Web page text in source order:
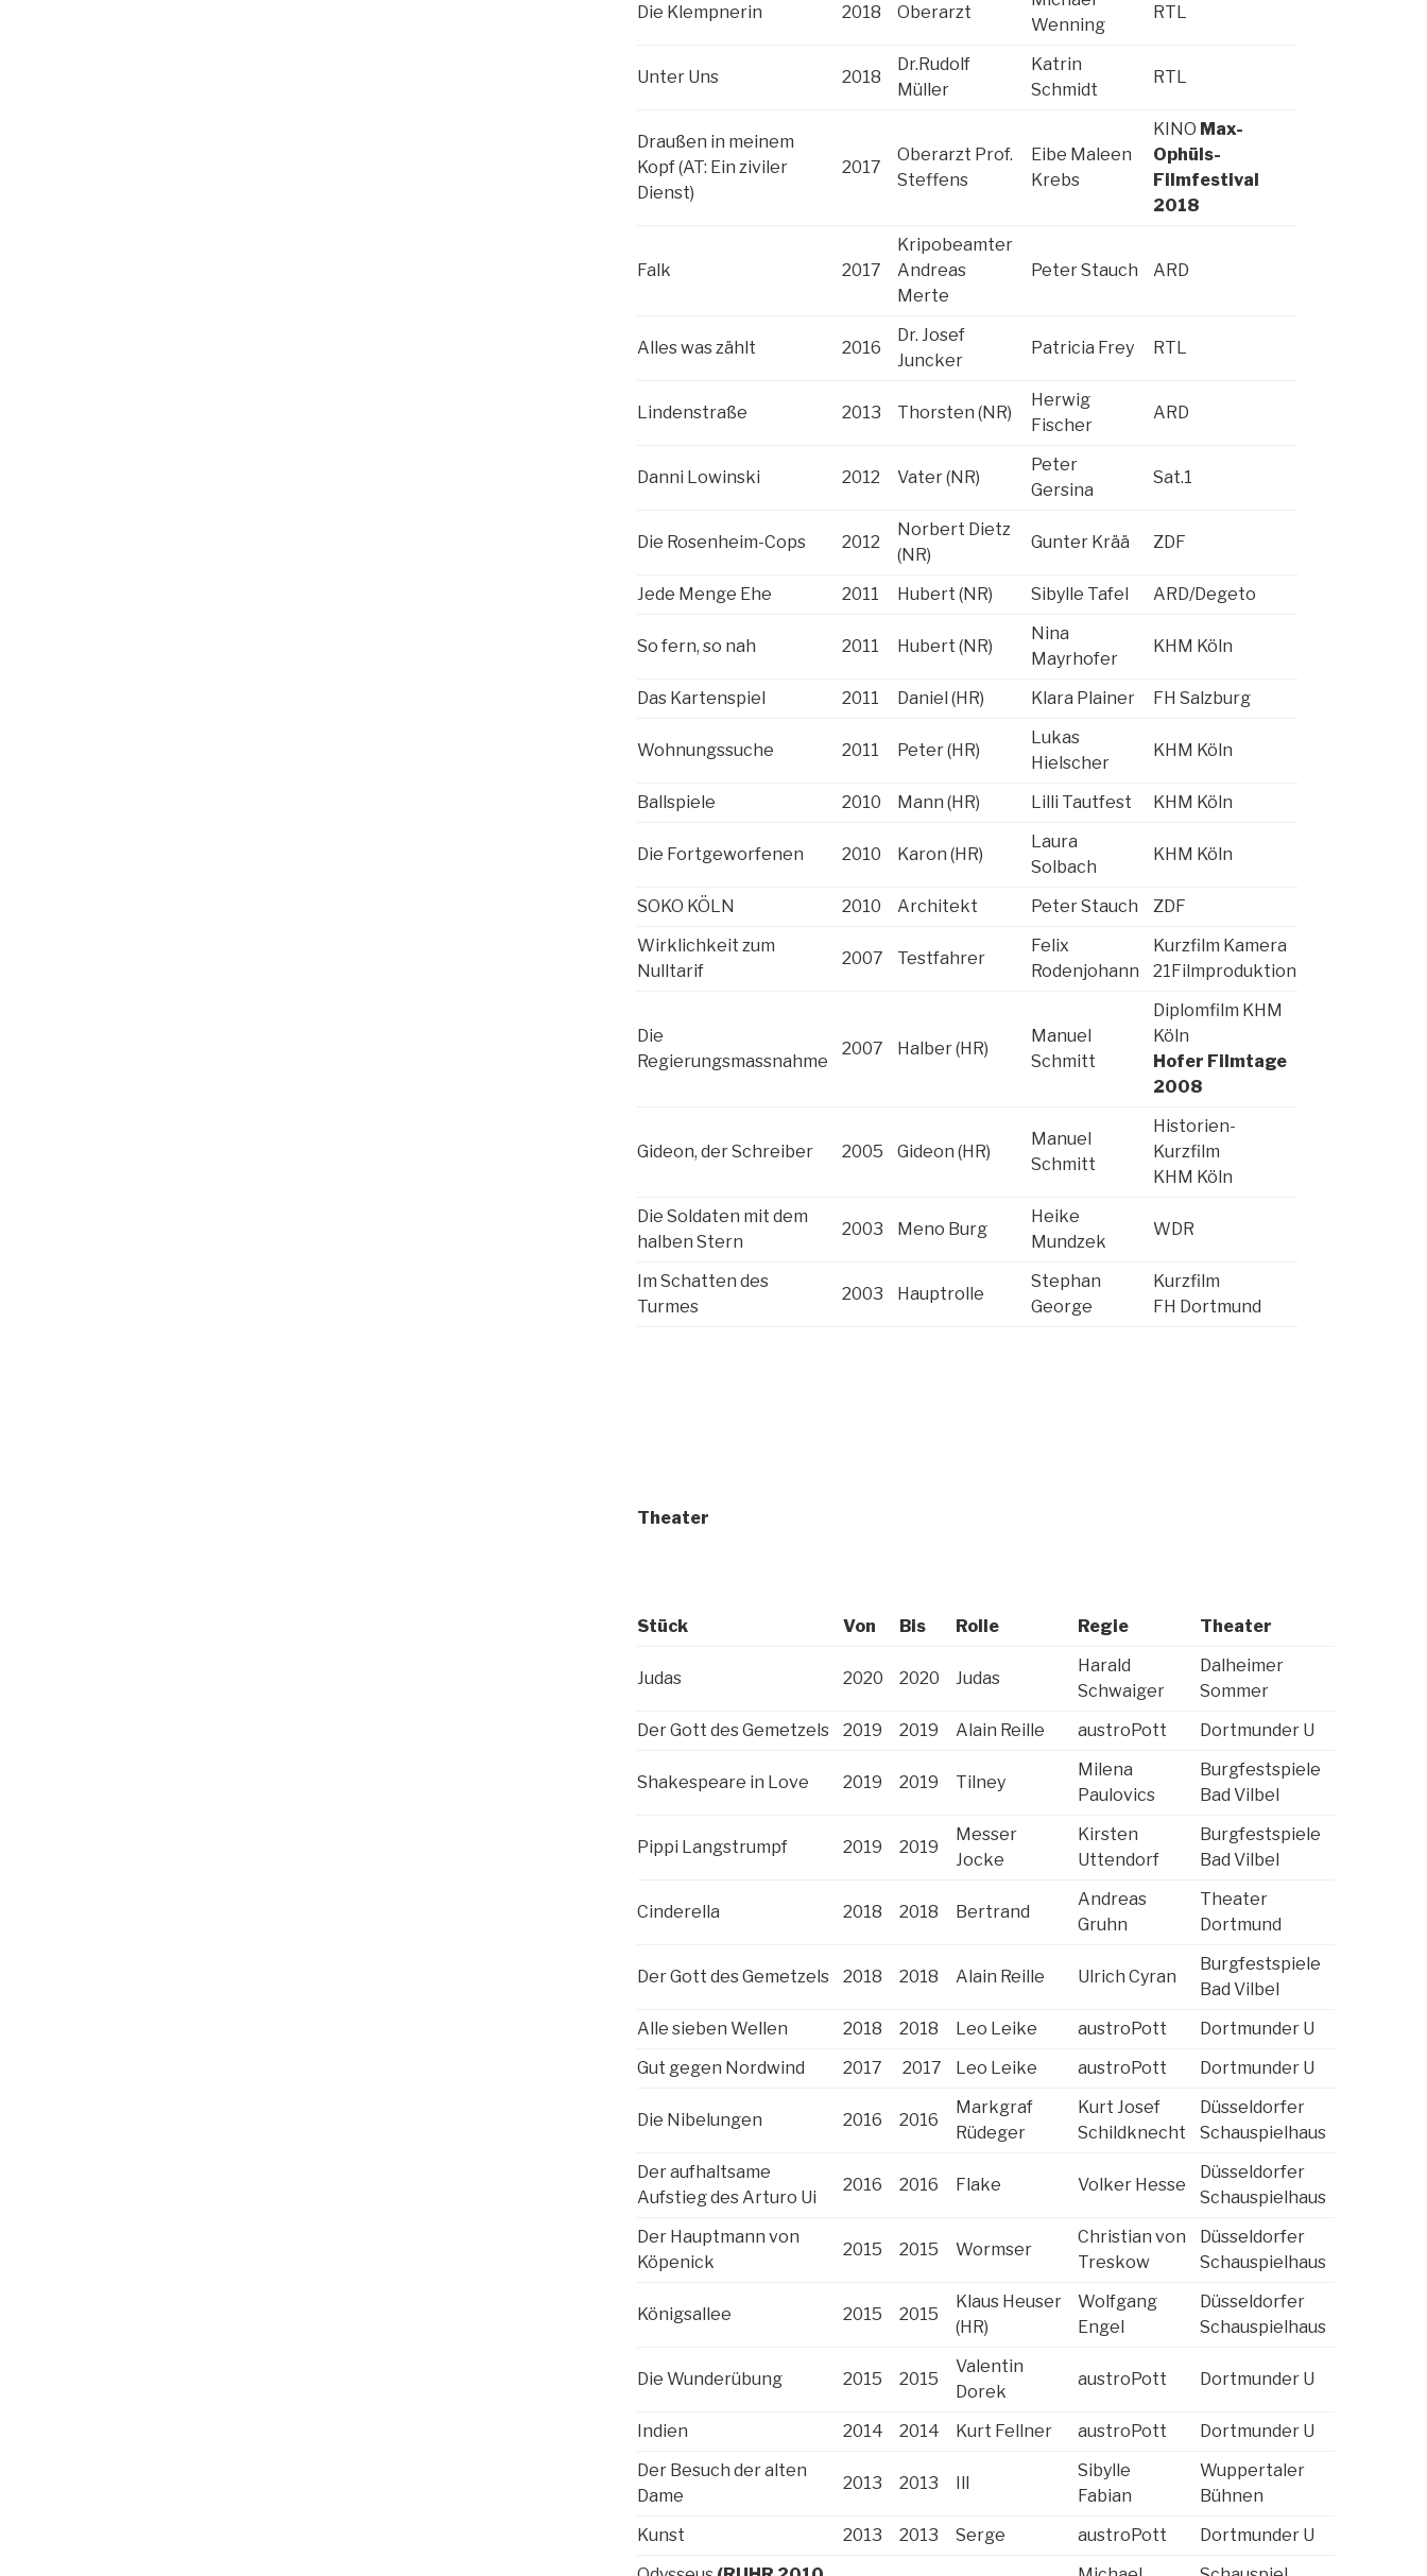
Die Klempnerin 2018 Oberarzt
Wenning
RTL
Unter Uns 2018
Dr.Rudolf
Müller
Katrin
Schmidt
RTL
Draußen in meinem
Kopf (AT: Ein ziviler
Dienst)
2017
Oberarzt Prof.
Steffens
Eibe Maleen
Krebs
KINO Max-
Ophüls-
Filmfestival
2018
Falk 2017
Kripobeamter
Andreas
Merte
Peter Stauch ARD
Alles was zählt 2016
Dr. Josef
Juncker
Patricia Frey RTL
Lindenstraße 2013 Thorsten (NR)
Herwig
Fischer
ARD
Danni Lowinski 2012 Vater (NR)
Peter
Gersina
Sat.1
Die Rosenheim-Cops 2012
Norbert Dietz
(NR)
Gunter Krää ZDF
Jede Menge Ehe 2011 Hubert (NR) Sibylle Tafel ARD/Degeto
So fern, so nah 2011 Hubert (NR)
Nina
Mayrhofer
KHM Köln
Das Kartenspiel 2011 Daniel (HR) Klara Plainer FH Salzburg
Wohnungssuche 2011 Peter (HR)
Lukas
Hielscher
KHM Köln
Ballspiele 2010 Mann (HR) Lilli Tautfest KHM Köln
Die Fortgeworfenen 2010 Karon (HR)
Laura
Solbach
KHM Köln
SOKO KÖLN 2010 Architekt Peter Stauch
ZDF
Wirklichkeit zum
Nulltarif
2007 Testfahrer
Felix
Rodenjohann
Kurzfilm Kamera
21Filmproduktion
Die
Regierungsmassnahme
2007 Halber (HR)
Manuel
Schmitt
Diplomfilm KHM
Köln
Hofer Filmtage
2008
Gideon, der Schreiber 2005 Gideon (HR)
Manuel
Schmitt
Historien-
Kurzfilm
KHM Köln
Die Soldaten mit dem
halben Stern
2003 Meno Burg
Heike
Mundzek
WDR
Im Schatten des
Turmes
2003 Hauptrolle
Stephan
George
Kurzfilm
FH Dortmund
Theater
Stück Von Bis Rolle Regie Theater
Judas 2020 2020 Judas
Harald
Schwaiger
Dalheimer
Sommer
Der Gott des Gemetzels
2019 2019 Alain Reille austroPott Dortmunder U
Shakespeare in Love 2019 2019 Tilney
Milena
Paulovics
Burgfestspiele
Bad Vilbel
Pippi Langstrumpf 2019 2019
Messer
Jocke
Kirsten
Uttendorf
Burgfestspiele
Bad Vilbel
Cinderella 2018 2018 Bertrand
Andreas
Gruhn
Theater
Dortmund
Der Gott des Gemetzels 2018 2018 Alain Reille Ulrich Cyran
Burgfestspiele
Bad Vilbel
Alle sieben Wellen
2018 2018 Leo Leike austroPott
Dortmunder U
Gut gegen Nordwind
2017 2017 Leo Leike austroPott Dortmunder U
Die Nibelungen 2016 2016
Markgraf
Rüdeger
Kurt Josef
Schildknecht
Düsseldorfer
Schauspielhaus
Der aufhaltsame
Aufstieg des Arturo Ui
2016 2016 Flake Volker Hesse
Düsseldorfer
Schauspielhaus
Der Hauptmann von
Köpenick
2015 2015 Wormser
Christian von
Treskow
Düsseldorfer
Schauspielhaus
Königsallee 2015 2015
Klaus Heuser
(HR)
Wolfgang
Engel
Düsseldorfer
Schauspielhaus
Die Wunderübung 2015 2015
Valentin
Dorek
austroPott Dortmunder U
Indien 2014 2014 Kurt Fellner austroPott
Dortmunder U
Der Besuch der alten
Dame
2013 2013 Ill
Sibylle
Fabian
Wuppertaler
Bühnen
Kunst
2013 2013 Serge austroPott
Dortmunder U